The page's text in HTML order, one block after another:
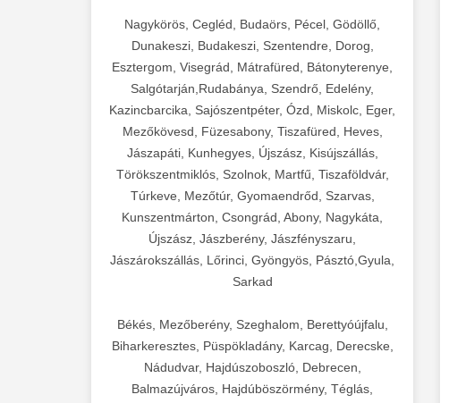
Nagykörös, Cegléd, Budaörs, Pécel, Gödöllő,
Dunakeszi, Budakeszi, Szentendre, Dorog,
Esztergom, Visegrád, Mátrafüred, Bátonyterenye,
Salgótarján,Rudabánya, Szendrő, Edelény,
Kazincbarcika, Sajószentpéter, Ózd, Miskolc, Eger,
Mezőkövesd, Füzesabony, Tiszafüred, Heves,
Jászapáti, Kunhegyes, Újszász, Kisújszállás,
Törökszentmiklós, Szolnok, Martfű, Tiszaföldvár,
Túrkeve, Mezőtúr, Gyomaendrőd, Szarvas,
Kunszentmárton, Csongrád, Abony, Nagykáta,
Újszász, Jászberény, Jászfényszaru,
Jászárokszállás, Lőrinci, Gyöngyös, Pásztó,Gyula,
Sarkad
Békés, Mezőberény, Szeghalom, Berettyóújfalu,
Biharkeresztes, Püspökladány, Karcag, Derecske,
Nádudvar, Hajdúszoboszló, Debrecen,
Balmazújváros, Hajdúböszörmény, Téglás,